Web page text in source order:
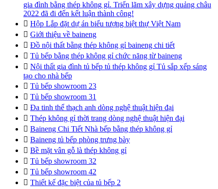
gia đình bằng thép không gỉ. Triển lãm xây dựng quảng châu
2022 đã đi đến kết luận thành công!
 Hộp Lắp đặt dự án biểu tượng biệt thự Việt Nam
 Giới thiệu về baineng
 Đồ nội thất bằng thép không gỉ baineng chi tiết
 Tủ bếp bằng thép không gỉ chức năng từ baineng
 Nội thất gia đình tủ bếp tủ thép không gỉ Tủ sắp xếp sáng
tạo cho nhà bếp
 Tủ bếp showroom 23
 Tủ bếp showroom 31
 Đa tinh thể thạch anh dòng nghệ thuật hiện đại
 Thép không gỉ thời trang dòng nghệ thuật hiện đại
 Baineng Chi Tiết Nhà bếp bằng thép không gỉ
 Baineng tủ bếp phòng trưng bày
 Bề mặt vân gỗ là thép không gỉ
 Tủ bếp showroom 32
 Tủ bếp showroom 42
 Thiết kế đặc biệt của tủ bếp 2